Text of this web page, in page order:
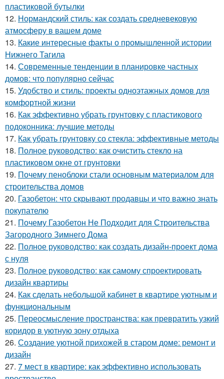
пластиковой бутылки
12. Нормандский стиль: как создать средневековую
атмосферу в вашем доме
13. Какие интересные факты о промышленной истории
Нижнего Тагила
14. Современные тенденции в планировке частных
домов: что популярно сейчас
15. Удобство и стиль: проекты одноэтажных домов для
комфортной жизни
16. Как эффективно убрать грунтовку с пластикового
подоконника: лучшие методы
17. Как убрать грунтовку со стекла: эффективные методы
18. Полное руководство: как очистить стекло на
пластиковом окне от грунтовки
19. Почему пеноблоки стали основным материалом для
строительства домов
20. Газобетон: что скрывают продавцы и что важно знать
покупателю
21. Почему Газобетон Не Подходит для Строительства
Загородного Зимнего Дома
22. Полное руководство: как создать дизайн-проект дома
с нуля
23. Полное руководство: как самому спроектировать
дизайн квартиры
24. Как сделать небольшой кабинет в квартире уютным и
функциональным
25. Переосмысление пространства: как превратить узкий
коридор в уютную зону отдыха
26. Создание уютной прихожей в старом доме: ремонт и
дизайн
27. 7 мест в квартире: как эффективно использовать